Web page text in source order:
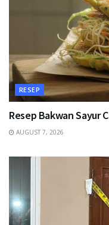
RESEP
Resep Bakwan Sayur
AUGUST 7, 2026